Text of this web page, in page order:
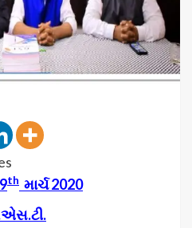
th માર્ચ 2020